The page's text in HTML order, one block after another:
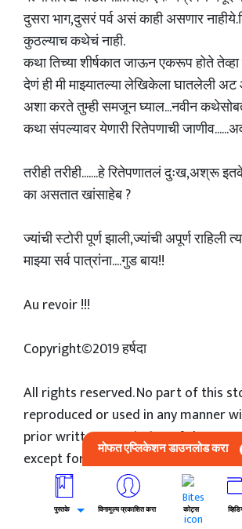
दुसरा भाग,दुसरं पर्व असं काही असणार
कुठल्याच कथेचं नाही.
कथा तिच्या शीर्षकात जाऊन एकरूप होते तेव्हा
देणं ही मी माझ्यातल्या लेखिकेला घातलेली
अशा करते तुम्ही समजून घ्याल...नवीन
कथा संपल्यावर येणारी रितेपणाची
तरीही तरीही.......हे रितेपणातलं दुःख,अश्रू
का असतात खांसाहेब ?
ज्यांची स्टोरी पूर्ण झाली,ज्यांची अपूर्ण राहिली
माझ्या सर्व पात्रांना....गुड बाय!!
Au revoir !!!
Copyright©2019 हर्षदा
All rights reserved. No part of this
reproduced or used in any manner
prior written permission of the
except for the use of brief
पूर्वीचा प्रकरण
मोफत एप्लिकेशन डाउनलोड करा
पुस्तके विनामूल्य प्रकाशित करा कोट्स